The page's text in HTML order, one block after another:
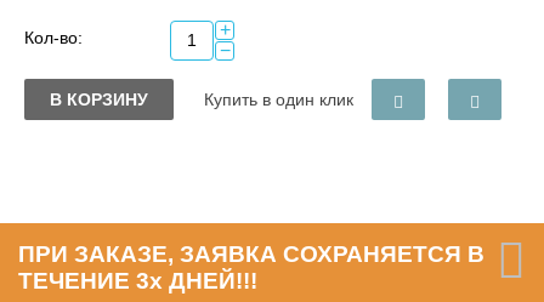
Кол-во:
+
−
В КОРЗИНУ Купить в один клик
ПРИ ЗАКАЗЕ, ЗАЯВКА СОХРАНЯЕТСЯ В
ТЕЧЕНИЕ 3х ДНЕЙ!!!